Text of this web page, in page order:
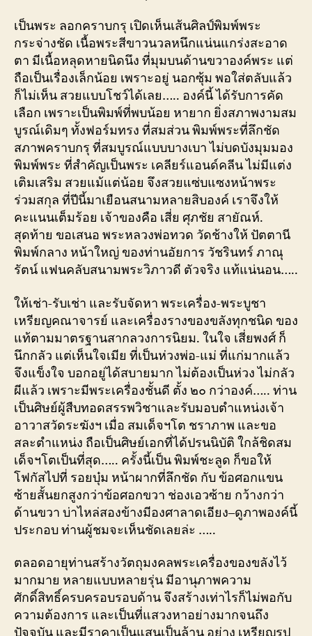
เป็นพระ ลอกคราบกรุ เปิดเห็นเส้นศิลป์พิมพ์พระ
กระจ่างชัด เนื้อพระสีขาวนวลหนึกแน่นแกร่งสะอาด
ตา มีเนื้อหลุดหายนิดนึง ที่มุมบนด้านขวาองค์พระ แต่
ถือเป็นเรื่องเล็กน้อย เพราะอยู่ นอกซุ้ม พอใส่ตลับแล้ว
ก็ไม่เห็น สวยแบบโชว์ได้เลย….. องค์นี้ ได้รับการคัด
เลือก เพราะเป็นพิมพ์ที่พบน้อย หายาก ยิ่งสภาพงามสม
บูรณ์เดิมๆ ทั้งฟอร์มทรง ที่สมส่วน พิมพ์พระที่ลึกชัด
สภาพคราบกรุ ที่สมบูรณ์แบบบางเบา ไม่บดบังมุมมอง
พิมพ์พระ ที่สำคัญเป็นพระ เคลียร์แอนด์คลีน ไม่มีแต่ง
เติมเสริม สวยแม้แต่น้อย จึงสวยแซ่บแซงหน้าพระ
ร่วมสกุล ที่ปีนี้มาเยือนสนามหลายสิบองค์ เราจึงให้
คะแนนเต็มร้อย เจ้าของคือ เสี่ย ศุภชัย สายัณห์.
สุดท้าย ขอเสนอ พระหลวงพ่อทวด วัดช้างให้ ปัตตานี
พิมพ์กลาง หน้าใหญ่ ของท่านอัยการ วัชรินทร์ ภาณุ
รัตน์ แฟนคลับสนามพระวิภาวดี ตัวจริง แท้แน่นอน…..
ให้เช่า-รับเช่า และรับจัดหา พระเครื่อง-พระบูชา
เหรียญคณาจารย์ และเครื่องรางของขลังทุกชนิด ของ
แท้ตามมาตรฐานสากลวงการนิยม. ในใจ เสี่ยพงศ์ ก็
นึกกลัว แต่เห็นใจเมีย ที่เป็นห่วงพ่อ-แม่ ที่แก่มากแล้ว
จึงแข็งใจ บอกอยู่ได้สบายมาก ไม่ต้องเป็นห่วง ไม่กลัว
ผีแล้ว เพราะมีพระเครื่องชั้นดี ตั้ง ๒๐ กว่าองค์….. ท่าน
เป็นศิษย์ผู้สืบทอดสรรพวิชาและรับมอบตำแหน่งเจ้า
อาวาสวัดระฆังฯ เมื่อ สมเด็จฯโต ชราภาพ และขอ
สละตำแหน่ง ถือเป็นศิษย์เอกที่ได้ปรนนิบัติ ใกล้ชิดสม
เด็จฯโตเป็นที่สุด….. ครั้งนี้เป็น พิมพ์ชะลูด ก็ขอให้
โฟกัสไปที่ รอยบุ๋ม หน้าผากที่ลึกชัด กับ ข้อศอกแขน
ซ้ายสั้นยกสูงกว่าข้อศอกขวา ช่องเอวซ้าย กว้างกว่า
ด้านขวา บ่าไหล่สองข้างมีองศาลาดเอียง–ดูภาพองค์นี้
ประกอบ ท่านผู้ชมจะเห็นชัดเลยล่ะ …..
ตลอดอายุท่านสร้างวัตถุมงคลพระเครื่องของขลังไว้
มากมาย หลายแบบหลายรุ่น มีอานุภาพความ
ศักดิ์สิทธิ์ครบครอบรอบด้าน จึงสร้างเท่าไรก็ไม่พอกับ
ความต้องการ และเป็นที่แสวงหาอย่างมากจนถึง